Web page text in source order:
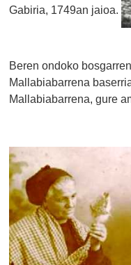
Gabiria, 1749an jaioa.
Beren ondoko
Mallabiabarrena
Mallabiabarrena, gure